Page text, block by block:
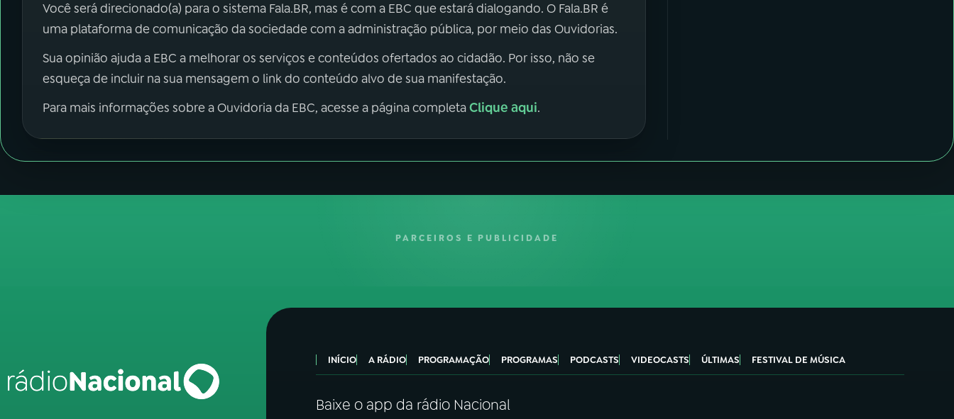
Você será direcionado(a) para o sistema Fala.BR, mas é com a EBC que estará dialogando. O Fala.BR é
uma plataforma de comunicação da sociedade com a administração pública, por meio das Ouvidorias.
Sua opinião ajuda a EBC a melhorar os serviços e conteúdos ofertados ao cidadão. Por isso, não se
esqueça de incluir na sua mensagem o link do conteúdo alvo de sua manifestação.
Para mais informações sobre a Ouvidoria da EBC, acesse a página completaClique aqui.
PARCEIROS E PUBLICIDADE
INÍCIO A RÁDIO PROGRAMAÇÃO PROGRAMAS PODCASTS VIDEOCASTS ÚLTIMAS FESTIVAL DE MÚSICA
Baixe o app da rádio Nacional